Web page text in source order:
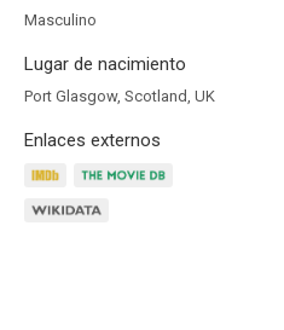
Masculino
Lugar de nacimiento
Port Glasgow, Scotland, UK
Enlaces externos